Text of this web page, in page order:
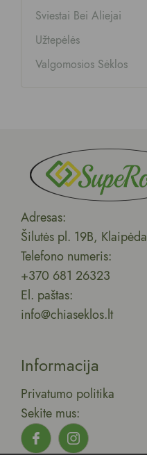
Sviestai Bei Aliejai
Užtepėlės
Valgomosios Sėklos
Adresas:
Šilutės pl. 19B, Klaipėda
Telefono numeris:
+370 681 26323
El. paštas:
info@chiaseklos.lt
Informacija
Privatumo politika
Sekite mus: